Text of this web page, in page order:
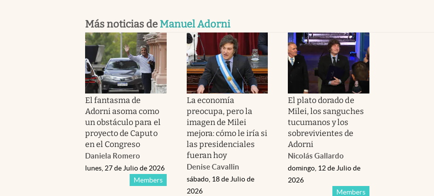
Más noticias de Manuel Adorni
El fantasma de
Adorni asoma como
un obstáculo para el
proyecto de Caputo
en el Congreso
Daniela Romero
Members
lunes, 27 de Julio de 2026
La economía
preocupa, pero la
imagen de Milei
mejora: cómo le iría si
las presidenciales
fueran hoy
Denise Cavallin
sábado, 18 de Julio de
2026
El plato dorado de
Milei, los sanguches
tucumanos y los
sobrevivientes de
Adorni
Nicolás Gallardo
Members
domingo, 12 de Julio de
2026